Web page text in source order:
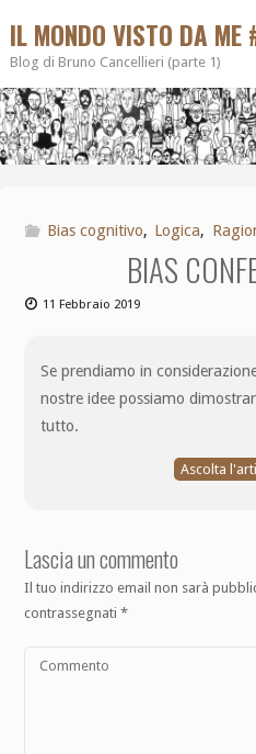
IL MONDO VISTO DA ME
Blog di Bruno Cancellieri (parte 1)
Bias cognitivo, Logica,
BIAS
11 Febbraio 2019
Se prendiamo in
nostre idee possiamo
tutto.
Ascolta
Lascia un commento
Il tuo indirizzo email non sarà
contrassegnati*